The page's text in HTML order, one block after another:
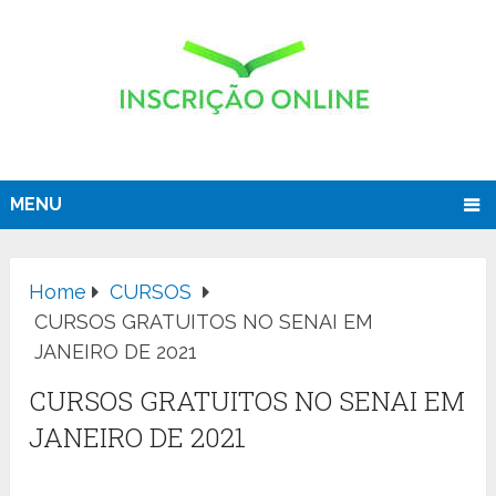
MENU
Home
CURSOS
CURSOS GRATUITOS NO SENAI EM
JANEIRO DE 2021
CURSOS GRATUITOS NO SENAI EM
JANEIRO DE 2021